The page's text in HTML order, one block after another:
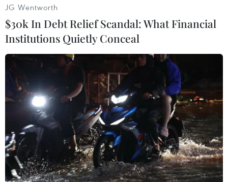
9 người thiệt mạng và 16 người bị thương trong vụ đâm xe.
(Nguồn: AP)
JG Wentworth
$30k In Debt Relief Scandal: What Financial
Institutions Quietly Conceal